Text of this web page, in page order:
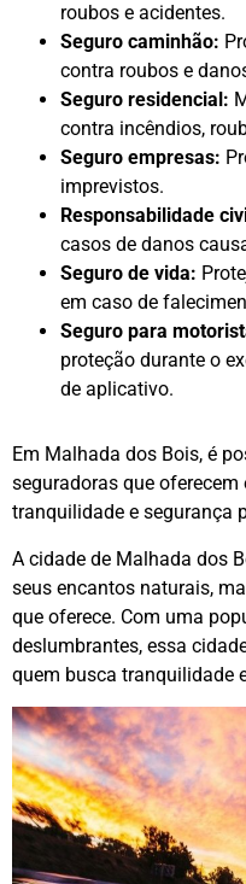
roubos e acidentes.
Seguro caminhão:
contra roubos e
Seguro residencial:
contra incêndios,
Seguro empresas:
imprevistos.
Responsabilidade
casos de danos
Seguro de vida:
em caso de
Seguro para
proteção durante o
de aplicativo.
Em Malhada dos Bois, é
seguradoras que
tranquilidade e segurança
A cidade de Malhada dos
seus encantos naturais,
que oferece. Com uma
deslumbrantes, essa
quem busca tranquilidade